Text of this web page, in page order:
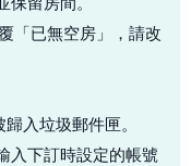
留房間。
「已無空房」，請改
入垃圾郵件匣。
入下訂時設定的帳號